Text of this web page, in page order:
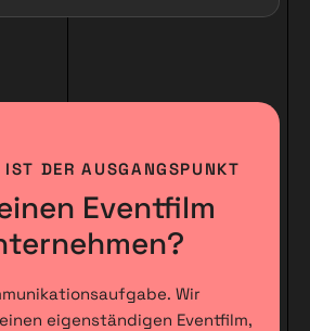
DER AUSGANGSPUNKT
Eventfilm
Wir
eigenständigen Eventfilm,